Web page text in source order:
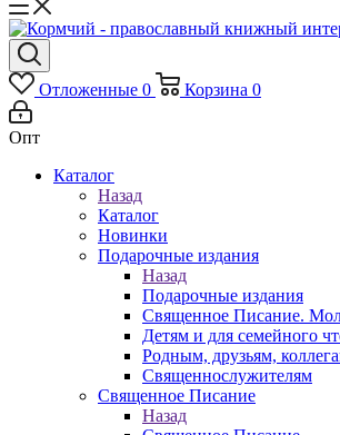
Отложенные 0 Корзина 0
Опт
Каталог
Назад
Каталог
Новинки
Подарочные издания
Назад
Подарочные издания
Священное Писание.
Детям и для семейного
Родным, друзьям,
Священнослужителям
Священное Писание
Назад